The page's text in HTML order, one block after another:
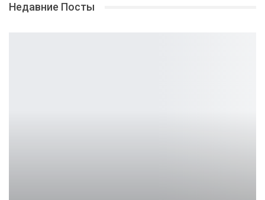
Недавние Посты